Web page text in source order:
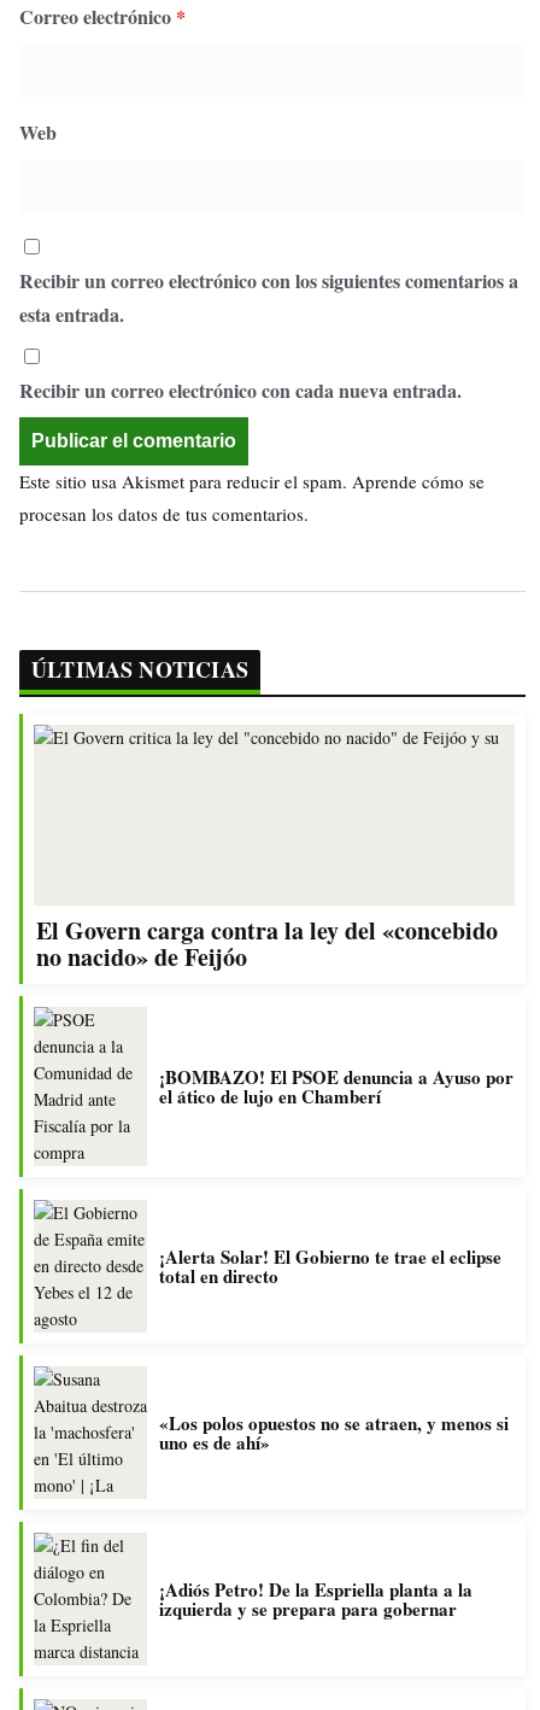
Correo electrónico *
Web
Recibir un correo electrónico con los siguientes comentarios a
esta entrada.
Recibir un correo electrónico con cada nueva entrada.
Este sitio usa Akismet para reducir el spam. Aprende cómo se
procesan los datos de tus comentarios.
ÚLTIMAS NOTICIAS
El Govern carga contra la ley del «concebido
no nacido» de Feijóo
¡BOMBAZO! El PSOE denuncia a Ayuso por
el ático de lujo en Chamberí
¡Alerta Solar! El Gobierno te trae el eclipse
total en directo
«Los polos opuestos no se atraen, y menos si
uno es de ahí»
¡Adiós Petro! De la Espriella planta a la
izquierda y se prepara para gobernar